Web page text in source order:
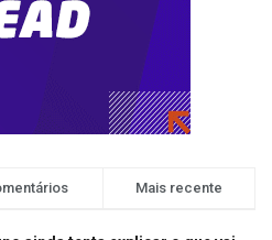
Mais recente